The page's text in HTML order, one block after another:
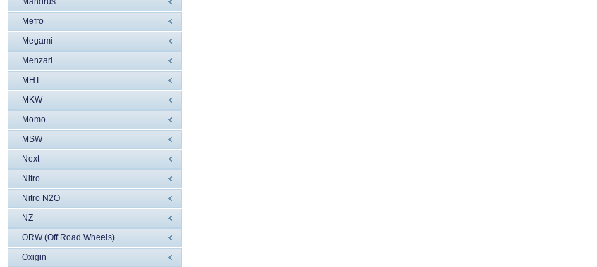
Mefro
Megami
Menzari
MHT
MKW
Momo
MSW
Next
Nitro
Nitro N2O
NZ
ORW (Off Road Wheels)
Oxigin